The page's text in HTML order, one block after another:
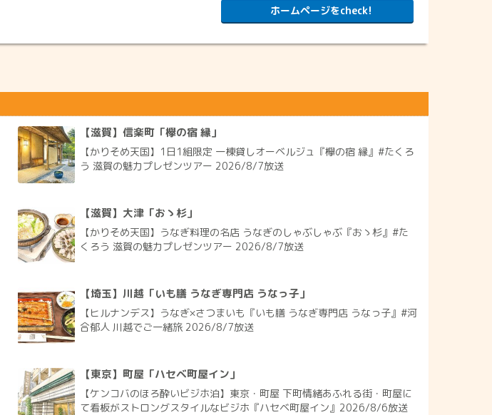
ホームページをcheck!
【滋賀】信楽町「欅の宿 縁」
【かりそめ天国】1日1組限定 一棟貸しオーベルジュ『欅の宿 縁』#たくろ
う 滋賀の魅力プレゼンツアー 2026/8/7放送
【滋賀】大津「おゝ杉」
【かりそめ天国】うなぎ料理の名店 うなぎのしゃぶしゃぶ『おゝ杉』#た
くろう 滋賀の魅力プレゼンツアー 2026/8/7放送
【埼玉】川越「いも膳 うなぎ専門店 うなっ子」
【ヒルナンデス】うなぎ×さつまいも『いも膳 うなぎ専門店 うなっ子』#河
合郁人 川越でご一緒旅 2026/8/7放送
【東京】町屋「ハセベ町屋イン」
【ケンコバのほろ酔いビジホ泊】東京・町屋 下町情緒あふれる街・町屋に
て看板がストロングスタイルなビジホ『ハセベ町屋イン』2026/8/6放送